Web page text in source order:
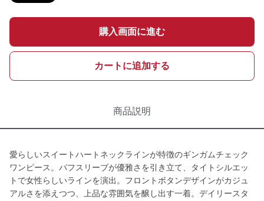
購入画面に進む
カートに追加する
商品説明
愛らしいスイートハートネックラインが特徴のギンガムチェック
ワンピース。パフスリーブが優雅さを引き立て、タイトシルエッ
トで女性らしいラインを演出。フロントボタンデザインがカジュ
アルさを添えつつ、上品な雰囲気を醸し出す一着。デイリースタ